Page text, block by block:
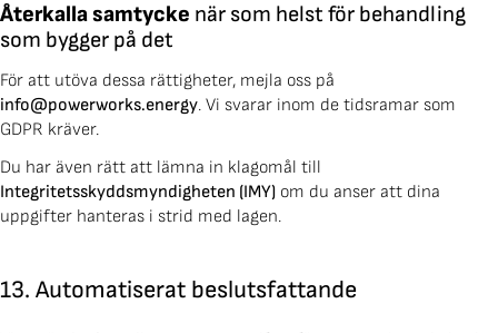
Återkalla samtycke när som helst för behandling
som bygger på det
För att utöva dessa rättigheter, mejla oss på
info@powerworks.energy. Vi svarar inom de tidsramar som
GDPR kräver.
Du har även rätt att lämna in klagomål till
Integritetsskyddsmyndigheten (IMY) om du anser att dina
uppgifter hanteras i strid med lagen.
13. Automatiserat beslutsfattande